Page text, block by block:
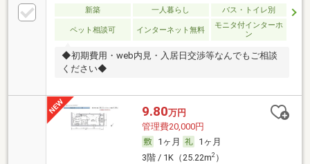
新築 一人暮らし バス・トイレ別
ペット相談可 インターネット無料
モニタ付インターホ
ン
◆初期費用・web内見・入居日交渉等なんでもご相談
ください◆
9.80万円
管理費20,000円
1ヶ月
1ヶ月
3階 / 1K（25.22m2）